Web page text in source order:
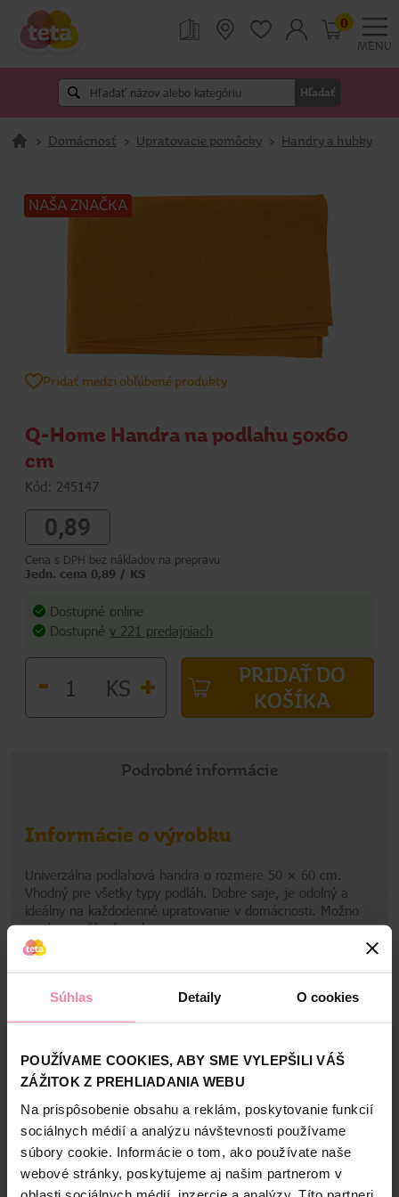
Súhlas Detaily O cookies
POUŽÍVAME COOKIES, ABY SME VYLEPŠILI VÁŠ
ZÁŽITOK Z PREHLIADANIA WEBU
Na prispôsobenie obsahu a reklám, poskytovanie funkcií
sociálnych médií a analýzu návštevnosti používame
súbory cookie. Informácie o tom, ako používate naše
webové stránky, poskytujeme aj našim partnerom v
MENU
Hľadať
0
> Domácnosť > Upratovacie pomôcky > Handry a hubky
NAŠA ZNAČKA
Pridať medzi obľúbené produkty
Q-Home Handra na podlahu 50x60
cm
Kód: 245147
0,89
Cena s DPH bez nákladov na prepravu
Jedn. cena 0,89 / KS
Dostupné online
Dostupné v 221 predajniach
- KS +
PRIDAŤ DO
KOŠÍKA
Podrobné informácie
Informácie o výrobku
Univerzálna podlahová handra o rozmere 50 × 60 cm.
Vhodný pre všetky typy podláh. Dobre saje, je odolný a
ideálny na každodenné upratovanie v domácnosti. Možno
prať a používať opakovane.
Zloženie
High-contrast mode
Alternatívne produkty
NAŠA ZNAČKA NAŠA ZNAČKA